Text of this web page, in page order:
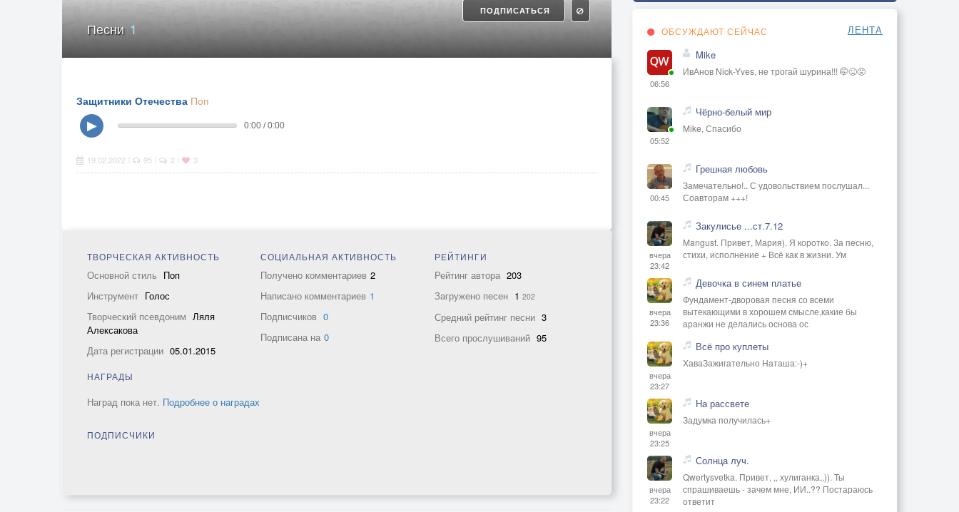
ПОДПИСАТЬСЯ
Песни1
Защитники Отечества Поп
▶
0:00 / 0:00
19.02.2022 95 2 3
ТВОРЧЕСКАЯ АКТИВНОСТЬ
Основной стиль Поп
Инструмент Голос
Творческий псевдоним Ляля
Алексакова
Дата регистрации 05.01.2015
СОЦИАЛЬНАЯ АКТИВНОСТЬ
Получено комментариев 2
Написано комментариев 1
Подписчиков 0
Подписана на 0
РЕЙТИНГИ
Рейтинг автора 203
Загружено песен 1 202
Средний рейтинг песни 3
Всего прослушиваний 95
НАГРАДЫ
Наград пока нет. Подробнее о наградах
ПОДПИСЧИКИ
ОБСУЖДАЮТ СЕЙЧАС ЛЕНТА
06:56
Mike
ИвАнов Nick-Yves, не трогай шурина!!! 🤭😜😡
05:52
Чёрно-белый мир
Mike, Спасибо
00:45
Грешная любовь
Замечательно!.. С удовольствием послушал...
Соавторам +++!
вчера
23:42
Закулисье ...ст.7.12
Mangust. Привет, Мария). Я коротко. За песню,
стихи, исполнение + Всё как в жизни. Ум
вчера
23:36
Девочка в синем платье
Фундамент-дворовая песня со всеми
вытекающими в хорошем смысле,какие бы
аранжи не делались основа ос
вчера
23:27
Всё про куплеты
ХаваЗажигательно Наташа:-)+
вчера
23:25
На рассвете
Задумка получилась+
вчера
23:22
Солнца луч.
Qwertysvetka. Привет, ,, хулиганка,,)). Ты
спрашиваешь - зачем мне, ИИ..?? Постараюсь
ответит